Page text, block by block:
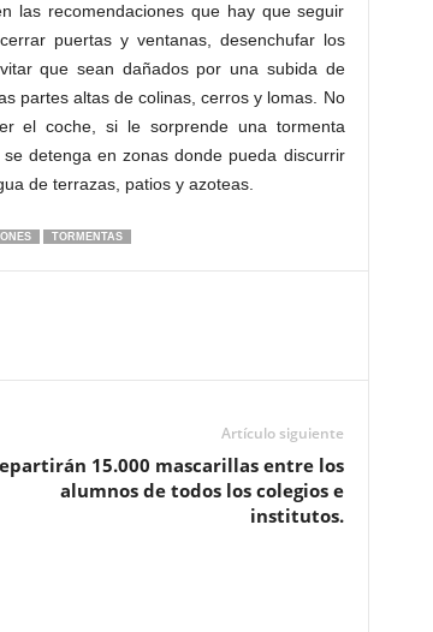
las recomendaciones que hay que seguir
puertas y ventanas, desenchufar los
que sean dañados por una subida de
partes altas de colinas, cerros y lomas. No
el coche, si le sorprende una tormenta
detenga en zonas donde pueda discurrir
de terrazas, patios y azoteas.
TORMENTAS
Artículo siguiente
15.000 mascarillas entre los
alumnos de todos los colegios e
institutos.